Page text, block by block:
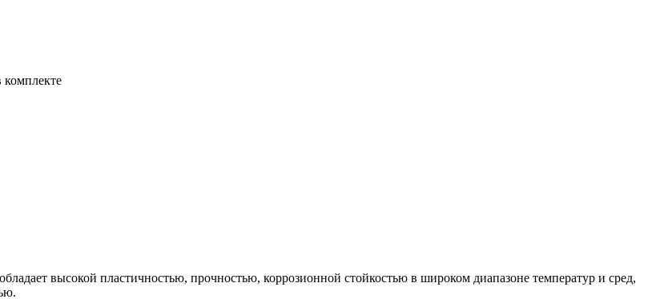
комплекте
высокой пластичностью, прочностью, коррозионной стойкостью в широком диапазоне температур и сред,